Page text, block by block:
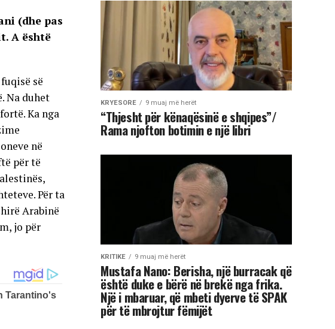
(dhe pas
A është
së
Na duhet
Ka nga
në
për të
Për ta
Arabinë
jo ​​për
KRYESORE 9 muaj më herët
“Thjesht për kënaqësinë e shqipes”/
Rama njofton botimin e një libri
KRITIKE 9 muaj më herët
Mustafa Nano: Berisha, një burracak që
është duke e bërë në brekë nga frika.
Një i mbaruar, që mbeti dyerve të SPAK
për të mbrojtur fëmijët